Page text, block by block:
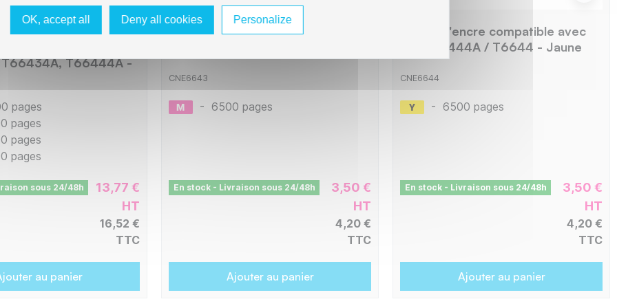
- Pack x 4 jet d'encre
T66444A -
pages
pages
pages
pages
sous 24/48h
13,77 €
HT
16,52 €
TTC
au panier
Flacon d'encre compatible avec
CNE6643
- 6500 pages
En stock - Livraison sous 24/48h
3,50 €
HT
4,20 €
TTC
Ajouter au panier
Flacon d'encre compatible avec
C13T66444A / T6644 - Jaune
CNE6644
- 6500 pages
En stock - Livraison sous 24/48h
3,50 €
HT
4,20 €
TTC
Ajouter au panier
OK, accept all Deny all cookies Personalize